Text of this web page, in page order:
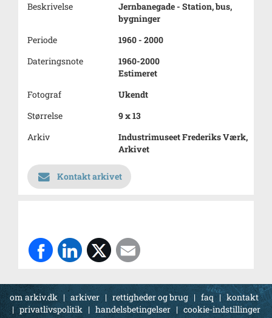
Beskrivelse
Jernbanegade - Station, bus,
bygninger
Periode
1960 - 2000
Dateringsnote
1960-2000
Estimeret
Fotograf
Ukendt
Størrelse
9 x 13
Arkiv
Industrimuseet Frederiks Værk,
Arkivet
Kontakt arkivet
om arkiv.dk | arkiver | rettigheder og brug | faq | kontakt
|privatlivspolitik | handelsbetingelser | cookie-indstillinger